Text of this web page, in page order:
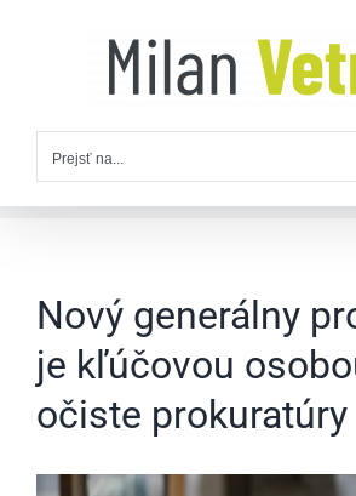
Prejsť na...
Nový generálny
je kľúčovou
očiste prokuratúry
Zobraziť